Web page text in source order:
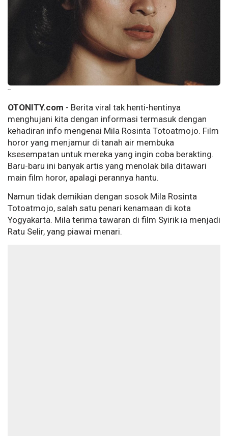
--
OTONITY.com - Berita viral tak henti-hentinya
menghujani kita dengan informasi termasuk dengan
kehadiran info mengenai Mila Rosinta Totoatmojo. Film
horor yang menjamur di tanah air membuka
ksesempatan untuk mereka yang ingin coba berakting.
Baru-baru ini banyak artis yang menolak bila ditawari
main film horor, apalagi perannya hantu.
Namun tidak demikian dengan sosok Mila Rosinta
Totoatmojo, salah satu penari kenamaan di kota
Yogyakarta. Mila terima tawaran di film Syirik ia menjadi
Ratu Selir, yang piawai menari.